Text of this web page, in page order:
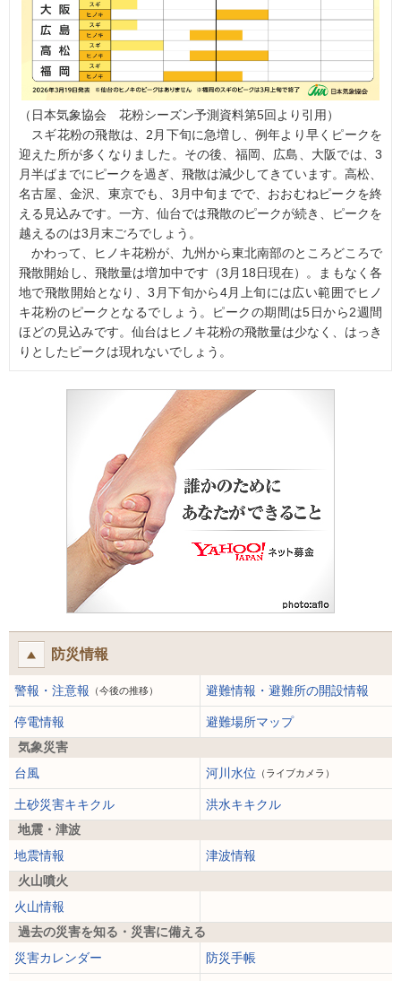
（日本気象協会 花粉シーズン予測資料第5回より引用）
スギ花粉の飛散は、2月下旬に急増し、例年より早くピークを
迎えた所が多くなりました。その後、福岡、広島、大阪では、3
月半ばまでにピークを過ぎ、飛散は減少してきています。高松、
名古屋、金沢、東京でも、3月中旬までで、おおむねピークを終
える見込みです。一方、仙台では飛散のピークが続き、ピークを
越えるのは3月末ごろでしょう。
かわって、ヒノキ花粉が、九州から東北南部のところどころで
飛散開始し、飛散量は増加中です（3月18日現在）。まもなく各
地で飛散開始となり、3月下旬から4月上旬には広い範囲でヒノ
キ花粉のピークとなるでしょう。ピークの期間は5日から2週間
ほどの見込みです。仙台はヒノキ花粉の飛散量は少なく、はっき
りとしたピークは現れないでしょう。
防災情報
警報・注意報 （今後の推移） 避難情報・避難所の開設情報
停電情報
避難場所マップ
気象災害
台風
河川水位 （ライブカメラ）
土砂災害キキクル
洪水キキクル
地震・津波
地震情報
津波情報
火山噴火
火山情報
過去の災害を知る・災害に備える
災害カレンダー
防災手帳